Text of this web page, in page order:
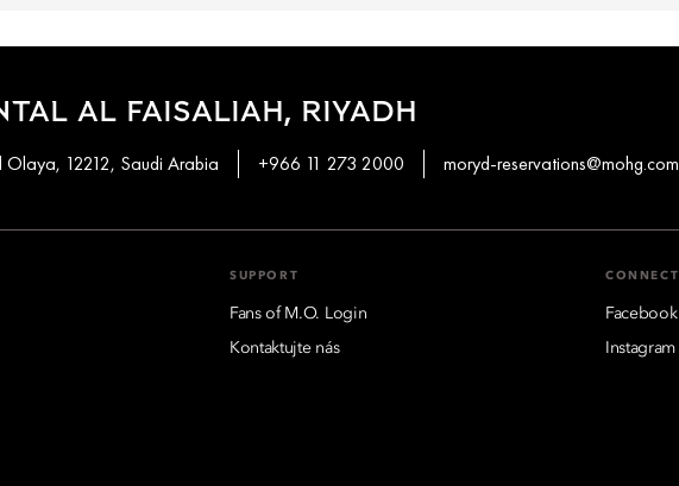
AL FAISALIAH, RIYADH
Olaya, 12212, Saudi Arabia +966 11 273 2000 moryd-reservations@mohg.com
SUPPORT
Fans of M.O. Login
Kontaktujte nás
CONNECT
Facebook
Instagram